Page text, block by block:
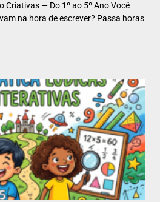
Criativas — Do 1º ao 5º Ano Você
na hora de escrever? Passa horas